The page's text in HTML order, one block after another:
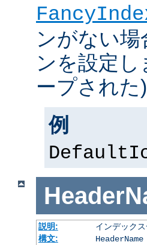
ンがない
ンを設定し
ープされ
例
説明:
インデック
構文:
HeaderName